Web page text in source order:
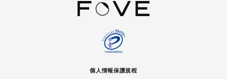
個人情報保護規程